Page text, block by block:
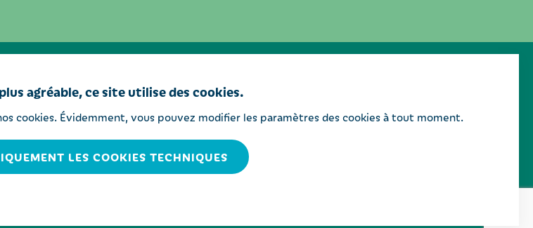
WWW.CITADELLE.BE
réservés
agréable, ce site utilise des cookies.
cookies. Évidemment, vous pouvez modifier les paramètres des cookies à tout moment.
LES COOKIES TECHNIQUES